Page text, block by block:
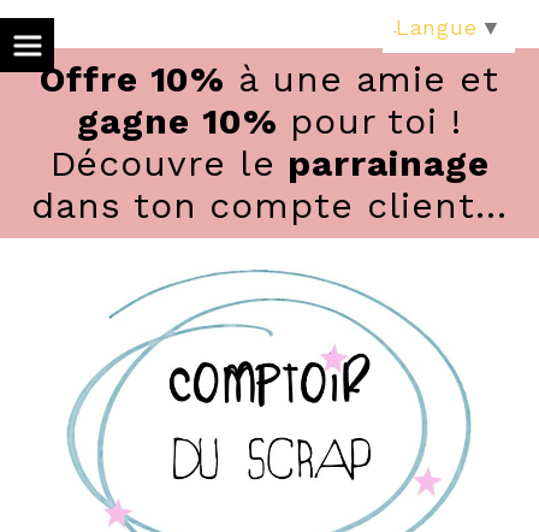
Offre 10% à une amie et
gagne 10% pour toi !
Découvre le parrainage
dans ton compte client...
Langue ▼